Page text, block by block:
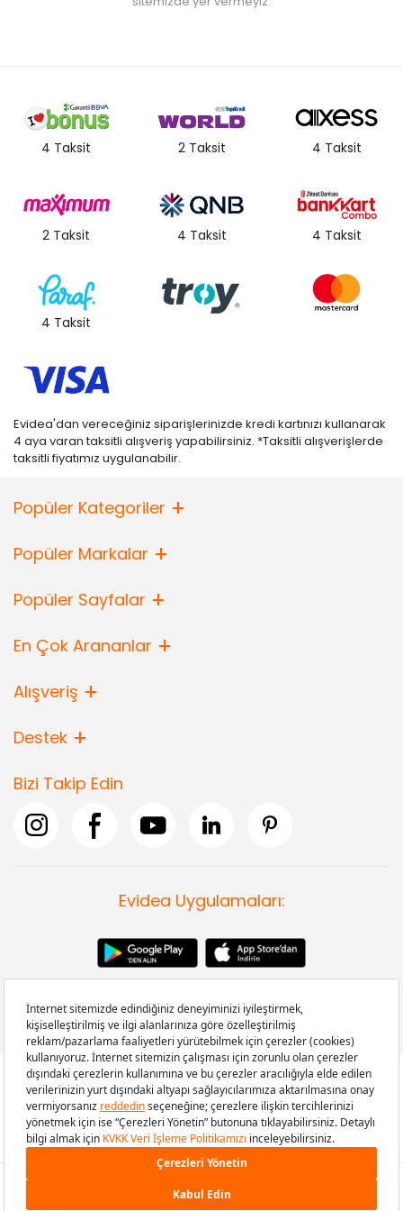
4 Taksit 2 Taksit 4 Taksit
2 Taksit 4 Taksit 4 Taksit
4 Taksit
Evidea'dan vereceğiniz siparişlerinizde kredi kartınızı kullanarak
4 aya varan taksitli alışveriş yapabilirsiniz. *Taksitli alışverişlerde
taksitli fiyatımız uygulanabilir.
Popüler Kategoriler
Popüler Markalar
Popüler Sayfalar
En Çok Arananlar
Alışveriş
Destek
Bizi Takip Edin
Evidea Uygulamaları:
Copyright © 2008-2026 Evidea.com | Tüm hakları saklıdır.